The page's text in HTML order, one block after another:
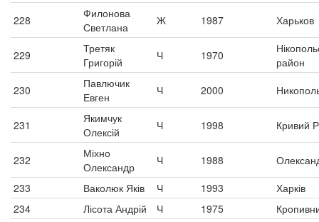
228
Филонова
Светлана
Ж 1987 Харьков
229
Третяк
Григорій
Ч 1970
район
230
Павлючик
Евген
Ч 2000
231
Якимчук
Олексій
Ч 1998 Кривий
232
Міхно
Олександр
Ч 1988
233
Ваколюк Яків Ч 1993
Харків
234
Лісота Андрій Ч 1975